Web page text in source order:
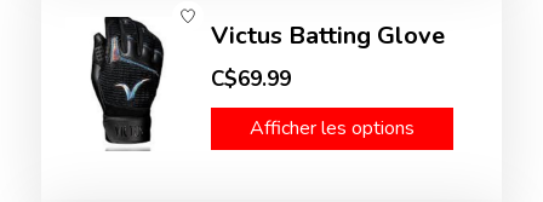
Victus Batting Glove
C$69.99
Afficher les options